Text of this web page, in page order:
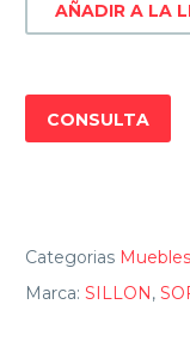
AÑADIR A LA
CONSULTA
Categorias Muebles
Marca: SILLON,